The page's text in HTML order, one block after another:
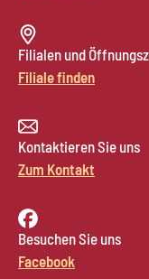
Filialen und
Filiale finden
Kontaktieren Sie uns
Zum Kontakt
Besuchen Sie uns
Facebook